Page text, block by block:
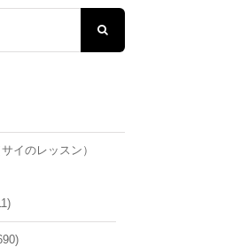
イのレッスン）